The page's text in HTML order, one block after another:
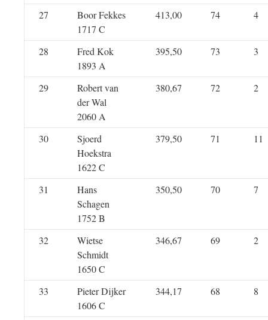
27
Boor Fekkes
1717 C
413,00 74 4
28
Fred Kok
1893 A
395,50 73 3
29
Robert van
der Wal
2060 A
380,67 72 2
30
Sjoerd
Hoekstra
1622 C
379,50 71 11
31
Hans
Schagen
1752 B
350,50 70 7
32
Wietse
Schmidt
1650 C
346,67 69 2
33
Pieter Dijker
1606 C
344,17 68 8